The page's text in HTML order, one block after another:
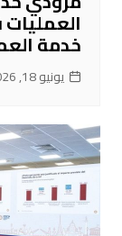
خدمة
يونيو 18, 2026